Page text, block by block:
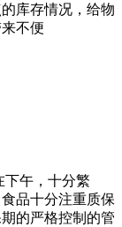
存情况，给物
来不便
午，十分繁
；食品十分注重质保
期的严格控制的管